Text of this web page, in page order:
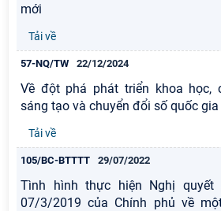
mới
Tải về
57-NQ/TW 22/12/2024
Về đột phá phát triển khoa học,
sáng tạo và chuyển đổi số quốc gia
Tải về
105/BC-BTTTT 29/07/2022
Tình hình thực hiện Nghị quyết
07/3/2019 của Chính phủ về